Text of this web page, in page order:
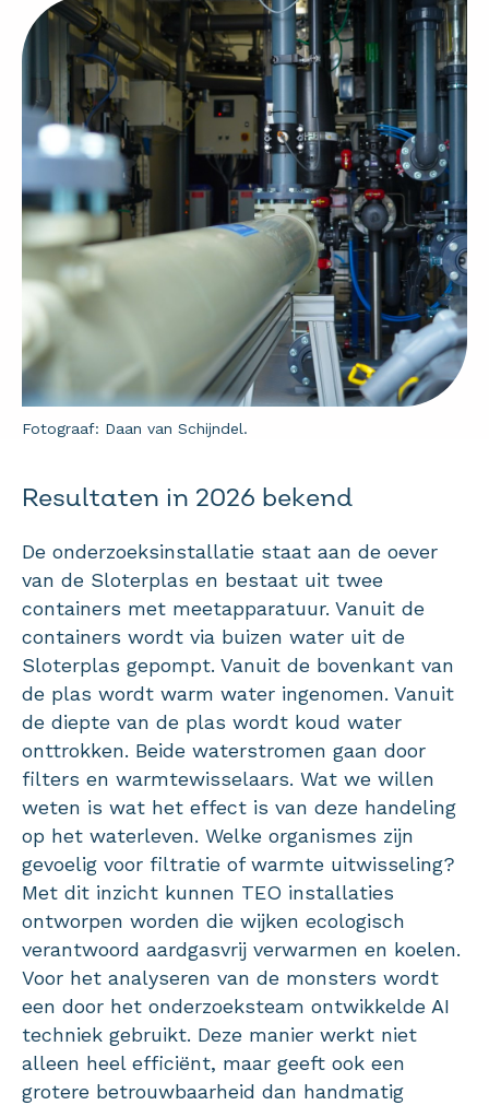
Fotograaf: Daan van Schijndel.
Resultaten in 2026 bekend
De onderzoeksinstallatie staat aan de oever
van de Sloterplas en bestaat uit twee
containers met meetapparatuur. Vanuit de
containers wordt via buizen water uit de
Sloterplas gepompt. Vanuit de bovenkant van
de plas wordt warm water ingenomen. Vanuit
de diepte van de plas wordt koud water
onttrokken. Beide waterstromen gaan door
filters en warmtewisselaars. Wat we willen
weten is wat het effect is van deze handeling
op het waterleven. Welke organismes zijn
gevoelig voor filtratie of warmte uitwisseling?
Met dit inzicht kunnen TEO installaties
ontworpen worden die wijken ecologisch
verantwoord aardgasvrij verwarmen en koelen.
Voor het analyseren van de monsters wordt
een door het onderzoeksteam ontwikkelde AI
techniek gebruikt. Deze manier werkt niet
alleen heel efficiënt, maar geeft ook een
grotere betrouwbaarheid dan handmatig